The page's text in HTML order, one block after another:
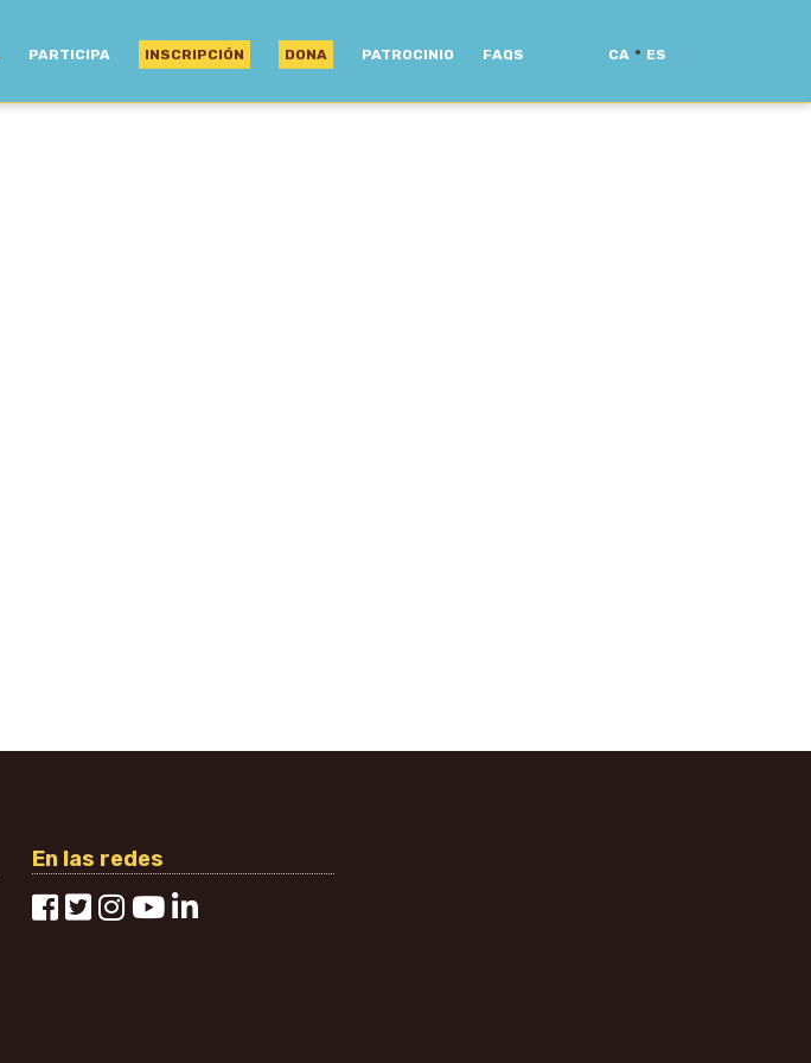
PARTICIPA INSCRIPCIÓN DONA PATROCINIO FAQS CA · ES
En las redes